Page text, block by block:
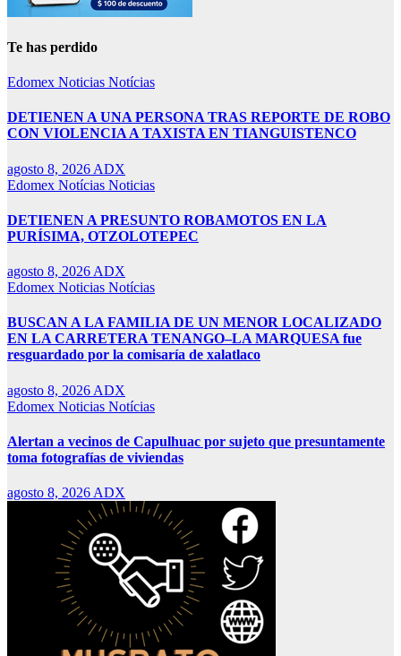
Te has perdido
Edomex Noticias Notícias
DETIENEN A UNA PERSONA TRAS REPORTE DE ROBO
CON VIOLENCIA A TAXISTA EN TIANGUISTENCO
agosto 8, 2026 ADX
Edomex Notícias Noticias
DETIENEN A PRESUNTO ROBAMOTOS EN LA
PURÍSIMA, OTZOLOTEPEC
agosto 8, 2026 ADX
Edomex Noticias Notícias
BUSCAN A LA FAMILIA DE UN MENOR LOCALIZADO
EN LA CARRETERA TENANGO–LA MARQUESA fue
resguardado por la comisaría de xalatlaco
agosto 8, 2026 ADX
Edomex Noticias Notícias
Alertan a vecinos de Capulhuac por sujeto que presuntamente
toma fotografías de viviendas
agosto 8, 2026 ADX